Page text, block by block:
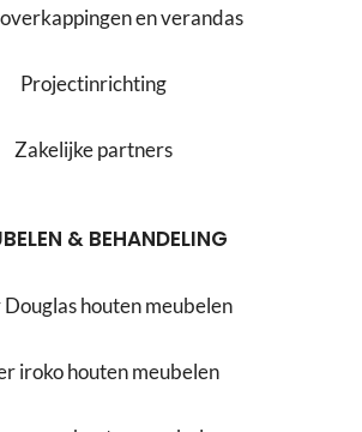
en verandas
Projectinrichting
Zakelijke partners
& BEHANDELING
houten meubelen
iroko houten meubelen